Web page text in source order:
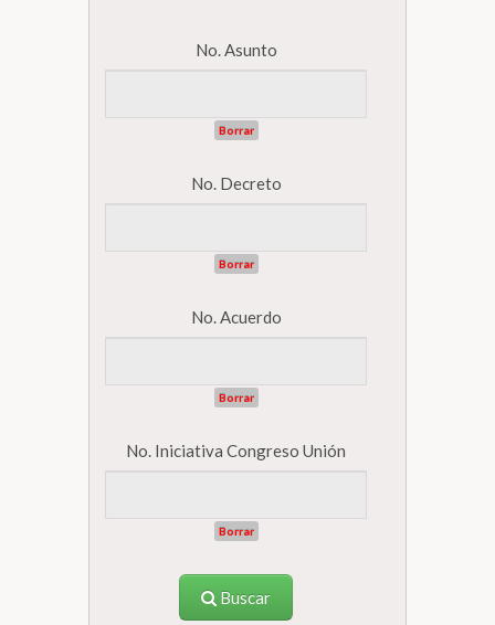
No. Asunto
Borrar
No. Decreto
Borrar
No. Acuerdo
Borrar
No. Iniciativa Congreso Unión
Borrar
Buscar